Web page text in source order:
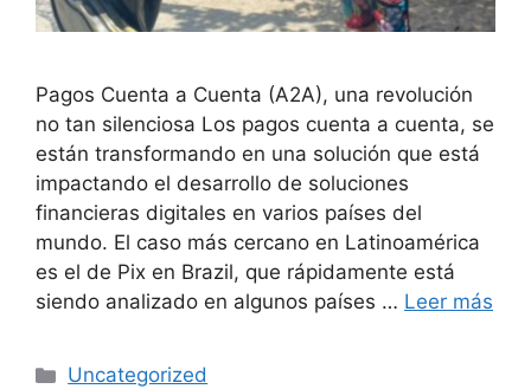
Pagos Cuenta a Cuenta (A2A), una revolución
no tan silenciosa Los pagos cuenta a cuenta, se
están transformando en una solución que está
impactando el desarrollo de soluciones
financieras digitales en varios países del
mundo. El caso más cercano en Latinoamérica
es el de Pix en Brazil, que rápidamente está
siendo analizado en algunos países … Leer más
Uncategorized